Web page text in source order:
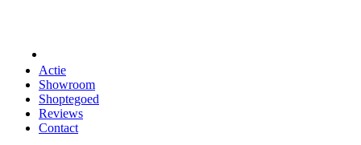
Actie
Showroom
Shoptegoed
Reviews
Contact